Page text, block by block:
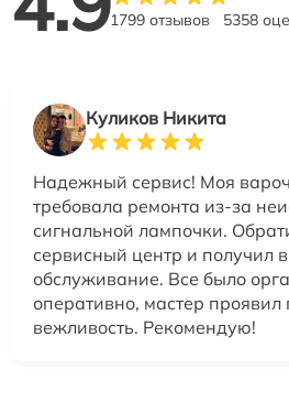
1799 отзывов 5358
Куликов Никита
Надежный сервис! Моя
требовала ремонта из-за
сигнальной лампочки.
сервисный центр и получил
обслуживание. Все было
оперативно, мастер
вежливость. Рекомендую!